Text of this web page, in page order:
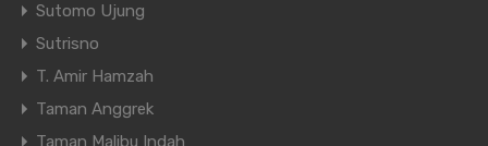
Rp1.700.000.000
Sutomo Ujung
Sutrisno
T. Amir Hamzah
Taman Anggrek
Taman Malibu Indah